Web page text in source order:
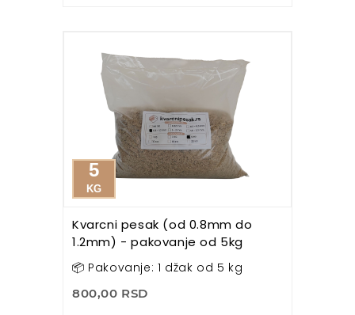
5
KG
Kvarcni pesak (od 0.8mm do
1.2mm) - pakovanje od 5kg
📦 Pakovanje: 1 džak od 5 kg
800,00 RSD